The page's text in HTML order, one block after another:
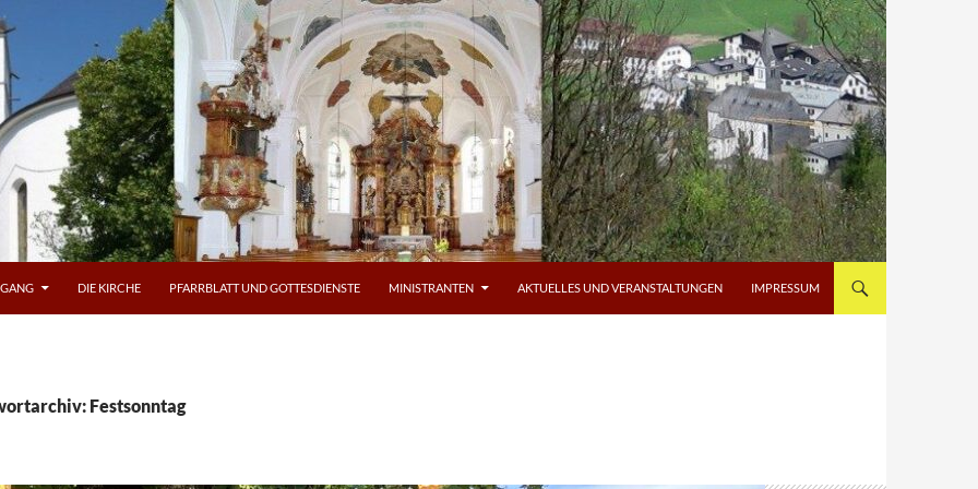
DIE KIRCHE PFARRBLATT UND GOTTESDIENSTE MINISTRANTEN AKTUELLES UND VERANSTALTUNGEN IMPRESSUM
Festsonntag